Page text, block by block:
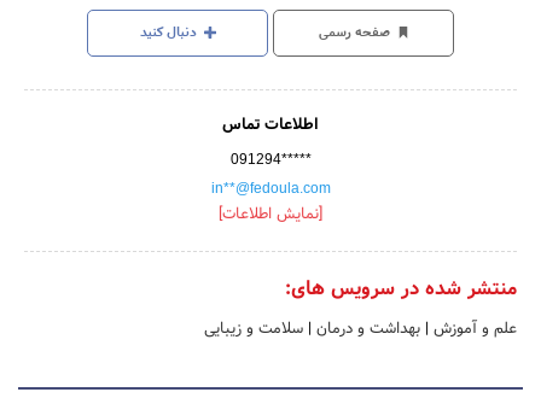
صفحه رسمی دنبال کنید
اطلاعات تماس
091294*****
in**@fedoula.com
[نمایش اطلاعات]
منتشر شده در سرویس های:
علم و آموزش | بهداشت و درمان | سلامت و زیبایی